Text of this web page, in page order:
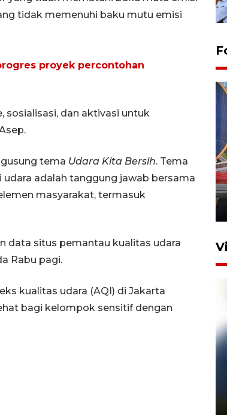
tidak memenuhi baku mutu emisi
proyek percontohan
sosialisasi, dan aktivasi untuk
tema Udara Kita Bersih. Tema
adalah tanggung jawab bersama
masyarakat, termasuk
data situs pemantau kualitas udara
Rabu pagi.
kualitas udara (AQI) di Jakarta
bagi kelompok sensitif dengan
Komisi V DPR tinjau
perlintasan sebidang di
Stasiun Bogor